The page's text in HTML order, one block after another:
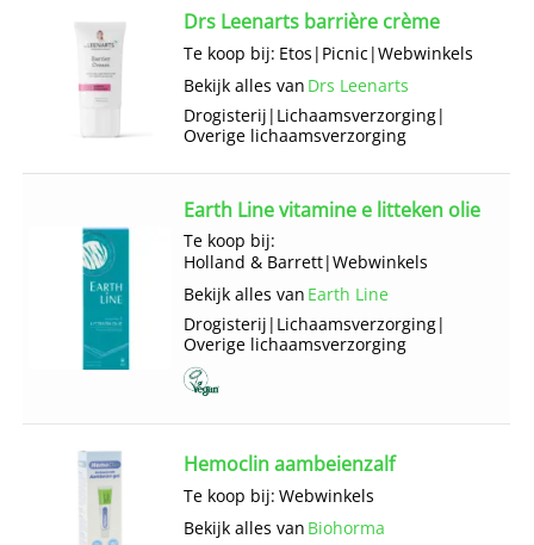
Drs Leenarts barrière crème
Te koop bij: Etos | Picnic|Webwinkels
Bekijk alles van Drs Leenarts
Drogisterij | Lichaams­verzorging|
Overige lichaams­verzorging
Earth Line vitamine e litteken olie
Te koop bij:
Holland & Barrett|Webwinkels
Bekijk alles van Earth Line
Drogisterij | Lichaams­verzorging|
Overige lichaams­verzorging
Hemoclin aambeienzalf
Te koop bij: Webwinkels
Bekijk alles van Biohorma